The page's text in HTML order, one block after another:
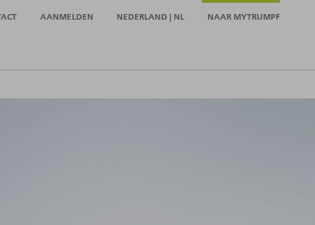
AANMELDEN NEDERLAND | NL NAAR MYTRUMPF